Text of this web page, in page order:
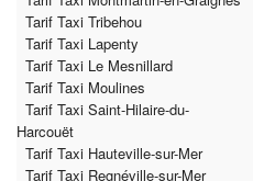
Tarif Taxi Tribehou
Tarif Taxi Lapenty
Tarif Taxi Le Mesnillard
Tarif Taxi Moulines
Tarif Taxi Saint-Hilaire-du-
Harcouët
Tarif Taxi Hauteville-sur-Mer
Tarif Taxi Regnéville-sur-Mer